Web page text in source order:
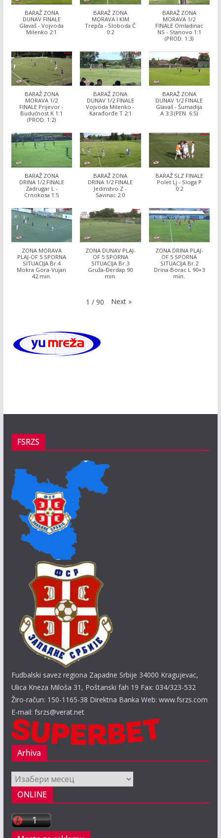
BARAŽ ZONA
DUNAV FINALE
Glavaš - Vojvoda
Milenko 2:1
BARAŽ ZONA
MORAVA I KIM
Trepča - Sloboda Č
0:2
BARAŽ ZONA
MORAVA 1/2
FINALE Omladinac
NS - Stanovo 1:1
(PROD. 1:3)
BARAŽ ZONA
MORAVA 1/2
FINALE Prijevor -
Budućnost K 1:1
(PROD. 1:2)
BARAŽ ZONA
DUNAV 1/2 FINALE
Vojvoda Milenko -
Karađorđe T 2:1
BARAŽ ZONA
DUNAV 1/2 FINALE
Glavaš - Šumadija
A 3:3 (PEN. 6:5)
BARAŽ ZONA
DRINA 1/2 FINALE
Zadrugar L -
Crnokosa 1:5
BARAŽ ZONA
DRINA 1/2 FINALE
Jedinstvo Z -
Savinac 2:0
BARAŽ SLZ FINALE
Polet Lj - Sloga P
0:2
ZONA MORAVA
PLAJ-OF 5 SPORNA
SITUACIJA Br.4
Mokra Gora-Vujan
42 min.
ZONA DUNAV PLAJ-
OF 5 SPORNA
SITUACIJA Br.3
Gruža-Đerdap 90
min.
ZONA DRINA PLAJ-
OF 5 SPORNA
SITUACIJA Br.2
Drina-Borac L 90+3
min.
1 / 90 Next »
FSRZS
Fudbalski savez regiona Zapadne Srbije 34000 Kragujevac,
Ulica Kneza Miloša 31, Poštanski fah 19 Fax: 034/323-532
Žiro-račun: 150-1165-38 Direktna Banka Web: www.fsrzs.com
E-mail: fsrzs@verat.net
Arhiva
Arhiva
ONLINE